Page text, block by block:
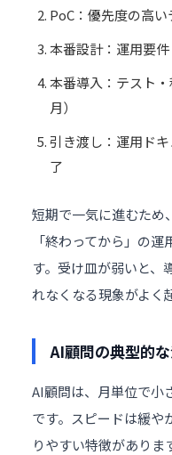
PoC：優先度の高い
本番設計：運用要
本番導入：テスト
月）
引き渡し：運用ド
了
短期で一気に進むため
「終わってから」の
す。受け皿が弱いと、
れなくなる現象がよく
AI顧問の典型的
AI顧問は、月単位で小
です。スピードは緩や
りやすい特徴がありま